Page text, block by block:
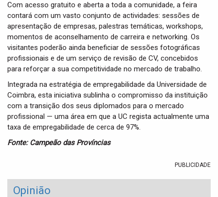
Com acesso gratuito e aberta a toda a comunidade, a feira
contará com um vasto conjunto de actividades: sessões de
apresentação de empresas, palestras temáticas, workshops,
momentos de aconselhamento de carreira e networking. Os
visitantes poderão ainda beneficiar de sessões fotográficas
profissionais e de um serviço de revisão de CV, concebidos
para reforçar a sua competitividade no mercado de trabalho.
Integrada na estratégia de empregabilidade da Universidade de
Coimbra, esta iniciativa sublinha o compromisso da instituição
com a transição dos seus diplomados para o mercado
profissional — uma área em que a UC regista actualmente uma
taxa de empregabilidade de cerca de 97%.
Fonte: Campeão das Províncias
PUBLICIDADE
Opinião